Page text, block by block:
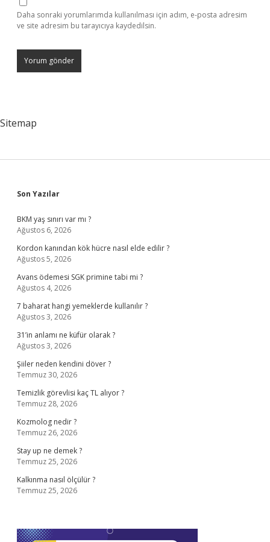
Daha sonraki yorumlarımda kullanılması için adım, e-posta adresim
ve site adresim bu tarayıcıya kaydedilsin.
Sitemap
Sidebar
Son Yazılar
BKM yaş sınırı var mı ?
Ağustos 6, 2026
Kordon kanından kök hücre nasıl elde edilir ?
Ağustos 5, 2026
Avans ödemesi SGK primine tabi mi ?
Ağustos 4, 2026
7 baharat hangi yemeklerde kullanılır ?
Ağustos 3, 2026
31’in anlamı ne küfür olarak ?
Ağustos 3, 2026
Şiiler neden kendini döver ?
Temmuz 30, 2026
Temizlik görevlisi kaç TL alıyor ?
Temmuz 28, 2026
Kozmolog nedir ?
Temmuz 26, 2026
Stay up ne demek ?
Temmuz 25, 2026
Kalkınma nasıl ölçülür ?
Temmuz 25, 2026